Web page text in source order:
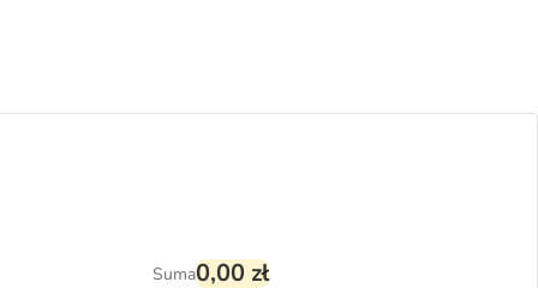
Suma0,00 zł